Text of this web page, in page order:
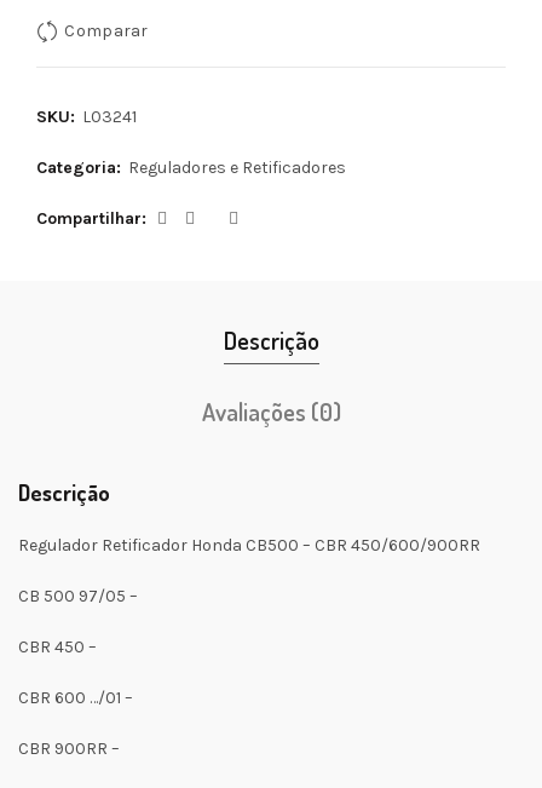
Comparar
SKU: L03241
Categoria: Reguladores e Retificadores
Compartilhar
Descrição
Avaliações (0)
Descrição
Regulador Retificador Honda CB500 – CBR 450/600/900RR
CB 500 97/05 –
CBR 450 –
CBR 600 …/01 –
CBR 900RR –